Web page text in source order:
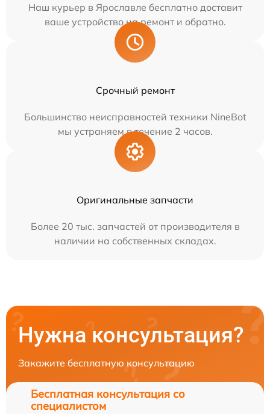
Наш курьер в Ярославле бесплатно доставит
ваше устройство на ремонт и обратно.
Срочный ремонт
Большинство неисправностей техники NineBot
мы устраняем в течение 2 часов.
Оригинальные запчасти
Более 20 тыс. запчастей от производителя в
наличии на собственных складах.
Нужна консультация?
Закажите бесплатную консультацию
Бесплатная консультация со
специалистом